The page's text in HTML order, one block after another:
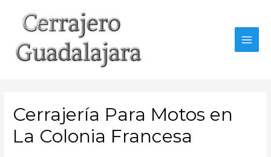
contenido
Cerrajería Para Motos en
La Colonia Francesa